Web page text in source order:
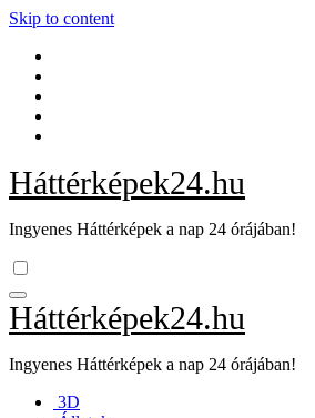
Skip to content
Háttérképek24.hu
Ingyenes Háttérképek a nap 24 órájában!
Háttérképek24.hu
Ingyenes Háttérképek a nap 24 órájában!
3D